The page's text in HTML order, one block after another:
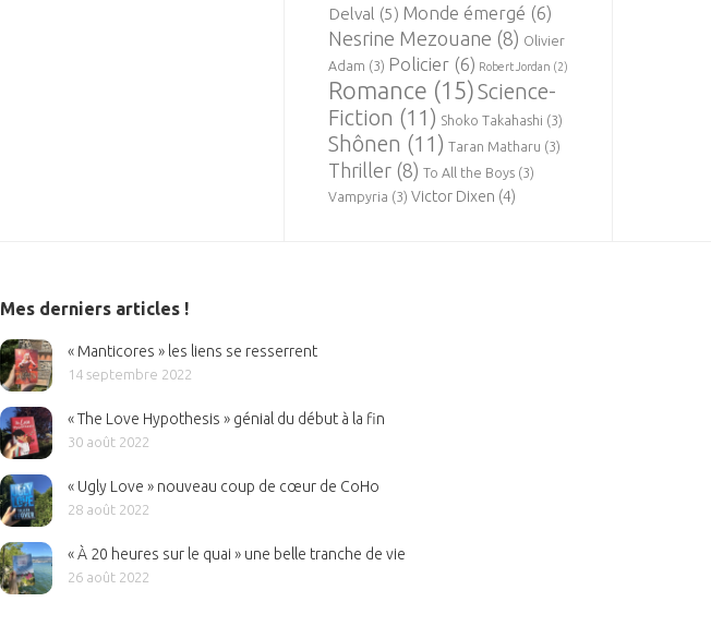
Delval (5) Monde émergé (6)
Nesrine Mezouane (8) Olivier
Adam (3) Policier (6) Robert Jordan (2)
Romance (15)Science-
Fiction (11) Shoko Takahashi (3)
Shônen (11) Taran Matharu (3)
Thriller (8) To All the Boys (3)
Vampyria (3) Victor Dixen (4)
Mes derniers articles !
« Manticores » les liens se resserrent
14 septembre 2022
« The Love Hypothesis » génial du début à la fin
30 août 2022
« Ugly Love » nouveau coup de cœur de CoHo
28 août 2022
« À 20 heures sur le quai » une belle tranche de vie
26 août 2022